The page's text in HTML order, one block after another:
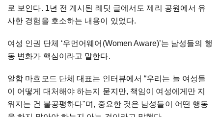
로 보인다. 1년 전 게시된 레딧 글에서도 제리 공원에서 유
사한 경험을 호소하는 내용이 있었다.
여성 인권 단체 ‘우먼어웨어(Women Aware)’는 남성들의 행
동 변화가 핵심이라고 말한다.
알함 마흐모드 단체 대표는 인터뷰에서 “우리는 늘 여성들
이 어떻게 대처해야 하는지 묻지만, 책임이 여성에게만 지
워지는 건 불공평하다"며, 중요한 것은 남성들이 어떤 행동